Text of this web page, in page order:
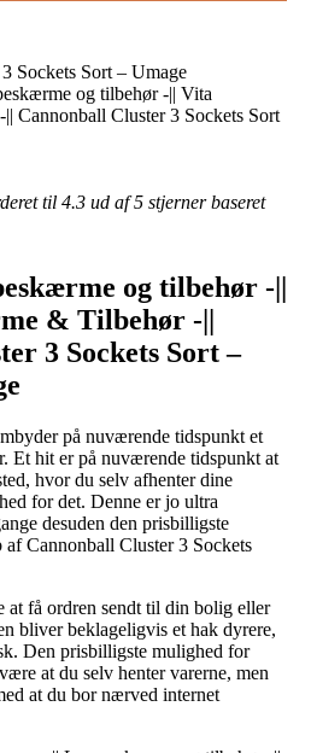
Sockets Sort – Umage
og tilbehør -|| Vita
Cannonball Cluster 3 Sockets Sort
til 4.3 ud af 5 stjerner baseret
og tilbehør -||
& Tilbehør -||
3 Sockets Sort –
på nuværende tidspunkt et
Et hit er på nuværende tidspunkt at
hvor du selv afhenter dine
for det. Denne er jo ultra
desuden den prisbilligste
Cannonball Cluster 3 Sockets
få ordren sendt til din bolig eller
bliver beklageligvis et hak dyrere,
Den prisbilligste mulighed for
at du selv henter varerne, men
at du bor nærved internet